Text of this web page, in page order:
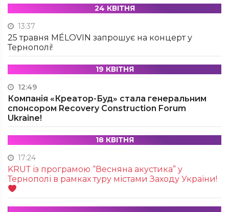
24 КВІТНЯ
13:37
25 травня MÉLOVIN запрошує на концерт у
Тернополі!
19 КВІТНЯ
12:49
Компанія «Креатор-Буд» стала генеральним
спонсором Recovery Construction Forum
Ukraine!
18 КВІТНЯ
17:24
KRUТ із програмою “Весняна акустика” у
Тернополі в рамках туру містами Заходу України!